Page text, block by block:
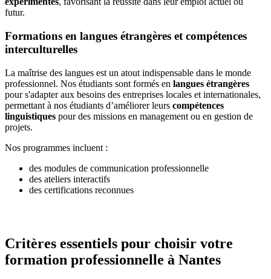
futur.
Formations en langues étrangères et compétences
interculturelles
La maîtrise des langues est un atout indispensable dans le monde
professionnel. Nos étudiants sont formés en langues étrangères
pour s'adapter aux besoins des entreprises locales et internationales,
permettant à nos étudiants d’améliorer leurs compétences
linguistiques pour des missions en management ou en gestion de
projets.
Nos programmes incluent :
des modules de communication professionnelle
des ateliers interactifs
des certifications reconnues
Critères essentiels pour choisir votre
formation professionnelle à Nantes